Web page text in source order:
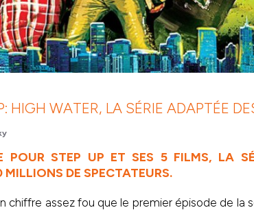
HIGH WATER, LA SÉRIE ADAPTÉE
POUR STEP UP ET SES 5 FILMS, LA
DE SPECTATEURS.
chiffre assez fou que le premier épisode de la